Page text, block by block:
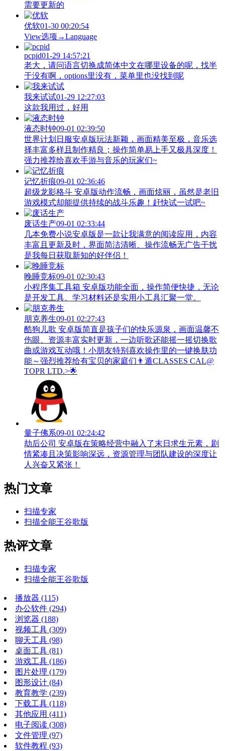
需要更新的
优软01-30 00:20:54
View‌选项→Language
pcpid01-29 14:57:21
老大，请问语言切换成简体中文在哪里设备的呢，找半
于没有啊，options里没有，菜单里也没找到呢
我来试试01-29 12:27:03
这款我用过，好用
液态时钟09-01 02:39:50
世界计划日服安卓版玩法新颖，画面精美至极，音乐选
择丰富多样且制作精良；操作简单易上手又极具深度！
强力推荐给喜欢手游与音乐的玩家们~
记忆折痕09-01 02:36:46
超级龙影格斗 安卓版动作流畅，画面炫丽，虽然是老旧
游戏模式却能提供持续的战斗乐趣！赶快试一试吧~
废话生产09-01 02:33:44
几本免费小说安卓版是一款让我满意的阅读应用，内容
丰富且更新及时，界面简洁清晰、操作流畅无广告干扰
是我每日获取新知的好伴侣！
晚睡竞标09-01 02:30:43
小程序集工具箱 安卓版功能全面，操作简便快捷，无论
是开发工具、学习材料还是实用小工具汇聚一堂。
朋克养生09-01 02:27:43
酷狗儿歌 安卓版简直是孩子们的快乐源泉，画面温馨不
伤眼、资源丰富实时更新，一边听歌还能摇一摇切换歌
曲或游戏互动哦！小朋友特别喜欢操作里的一键换肤功
能～强烈推荐给有宝贝的家庭们👨‍遁️CLASSES CAL@
TOPR LTD.>🌟
量子佛系09-01 02:24:42
劫后公司 安卓版在策略经营中融入了末日求生元素，剧
情紧凑且决策影响深远，资源管理与团队建设的深度让
人兴奋又紧张！
热门文章
扫描专家
扫描全能王谷歌版
热评文章
扫描专家
扫描全能王谷歌版
播放器 (115)
办公软件 (294)
浏览器 (188)
视频工具 (309)
聊天工具 (98)
桌面工具 (81)
游戏工具 (186)
图片处理 (179)
图形设计 (84)
教育教学 (239)
下载工具 (118)
其他应用 (411)
电子阅读 (308)
文件管理 (97)
软件教程 (93)